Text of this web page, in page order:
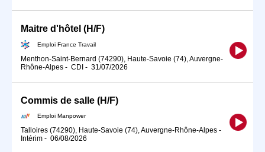
Maitre d'hôtel (H/F)
Emploi France Travail
Menthon-Saint-Bernard (74290), Haute-Savoie (74), Auvergne-
Rhône-Alpes - CDI - 31/07/2026
Commis de salle (H/F)
Emploi Manpower
Talloires (74290), Haute-Savoie (74), Auvergne-Rhône-Alpes -
Intérim - 06/08/2026